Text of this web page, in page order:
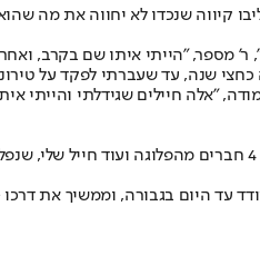
שבלב ליבו קיווה שנכדו לא יחווה את
מספר, "הייתי איתו שם בקרב,
כחצי שנה, עד שעברתי לפקד על
מעגל שונה ממה שציפיתי", ר' מודה, "אלה חיילים
ר' מספר שהפציעה שלו ושל סבא היא קצת שונה, אבל כל אחד חווה ומתמודד קצת אחרת. "יש לי פציעה שקופה ועם